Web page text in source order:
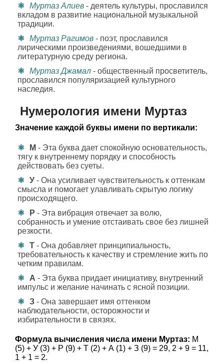
Муртаз Алиев - деятель культуры, прославился
вкладом в развитие национальной музыкальной
традиции.
Муртаз Рагимов - поэт, прославился
лирическими произведениями, вошедшими в
литературную среду региона.
Муртаз Джамал - общественный просветитель,
прославился популяризацией культурного
наследия.
Нумерология имени Муртаз
Значение каждой буквы имени по вертикали:
М - Эта буква дает спокойную основательность,
тягу к внутреннему порядку и способность
действовать без суеты.
У - Она усиливает чувствительность к оттенкам
смысла и помогает улавливать скрытую логику
происходящего.
Р - Эта вибрация отвечает за волю,
собранность и умение отстаивать свое без лишней
резкости.
Т - Она добавляет принципиальность,
требовательность к качеству и стремление жить по
четким правилам.
А - Эта буква придает инициативу, внутренний
импульс и желание начинать с ясной позиции.
З - Она завершает имя оттенком
наблюдательности, осторожности и
избирательности в связях.
Формула вычисления числа имени Муртаз: М
(5) + У (3) + Р (9) + Т (2) + А (1) + З (9) = 29, 2 + 9 = 11,
1 + 1 = 2.